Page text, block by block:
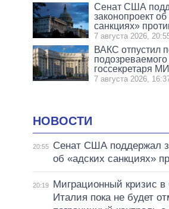
Сенат США
законопроект об
санкциях»
7 августа 2026,
ВАКС отпустил
подозреваемого
госсекретаря
7 августа 2026,
НОВОСТИ
20:55
Сенат США поддержал
об «адских санкциях»
20:19
Миграционный кризис в
Италия пока не будет